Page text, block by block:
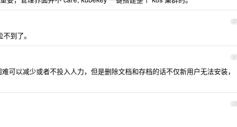
20
到了。
21
可以减少或者不投入人力，但是删除文档和存档的话不仅新用户无法安装，
22